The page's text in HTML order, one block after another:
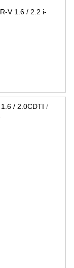
V 1.6 / 2.2 i-